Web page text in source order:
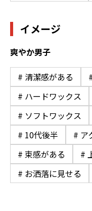
イメージ
爽やか男子
# 清潔感がある
# ハードワックス
# ソフトワックス
# 10代後半
# ア
# 束感がある
#
# お洒落に見せる